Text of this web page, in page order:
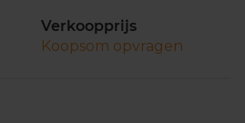
Verkoopprijs
Koopsom opvragen